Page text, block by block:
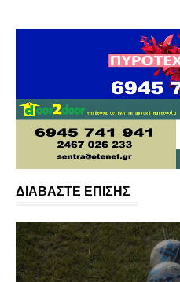
ΔΙΑΒΑΣΤΕ ΕΠΙΣΗΣ